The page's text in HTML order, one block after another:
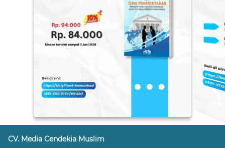
CV. Media Cendekia Muslim